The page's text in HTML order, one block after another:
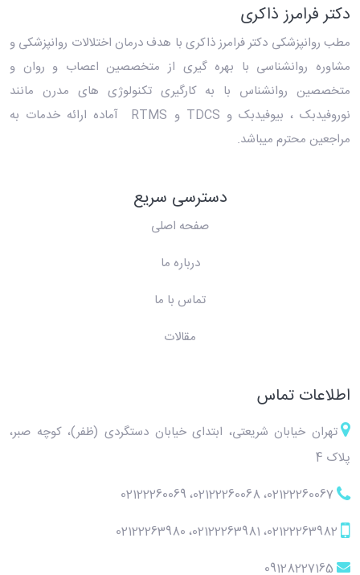
دکتر فرامرز ذاکری
مطب روانپزشکی دکتر فرامرز ذاکری با هدف درمان اختلالات روانپزشکی و
مشاوره روانشناسی با بهره گیری از متخصصین اعصاب و روان و
متخصصین روانشناس با به کارگیری تکنولوژی های مدرن مانند
نوروفیدبک ، بیوفیدبک و TDCS و RTMS آماده ارائه خدمات به
مراجعین محترم میباشد.
دسترسی سریع
صفحه اصلی
درباره ما
تماس با ما
مقالات
اطلاعات تماس
تهران خیابان شریعتی، ابتدای خیابان دستگردی (ظفر)، کوچه صبر،
پلاک 4
02122260067، 02122260068، 02122260069
02122263982، 02122263981، 02122263980
09128227165